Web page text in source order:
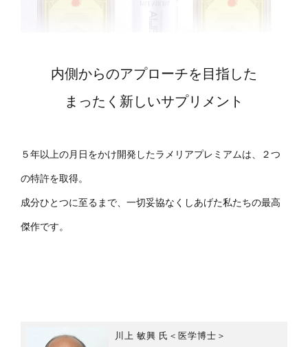
内側からのアプローチを目指した
まったく新しいサプリメント
５年以上の月日をかけ開発したラメリアプレミアムは、２つ
の特許を取得。
成分ひとつに至るまで、一切妥協なくしあげた私たちの最高
傑作です。
川上 敏興 氏＜医学博士＞